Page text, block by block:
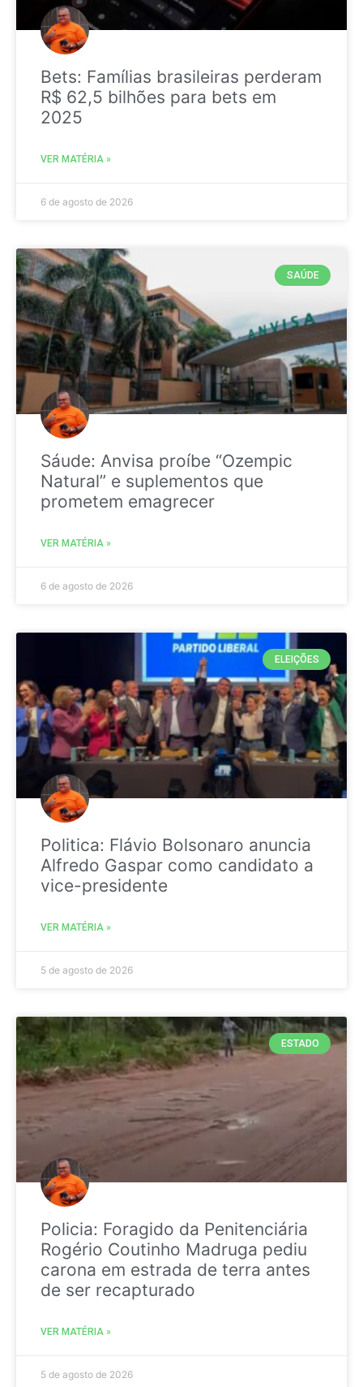
Bets: Famílias brasileiras perderam
R$ 62,5 bilhões para bets em
2025
VER MATÉRIA »
6 de agosto de 2026
SAÚDE
Sáude: Anvisa proíbe “Ozempic
Natural” e suplementos que
prometem emagrecer
VER MATÉRIA »
6 de agosto de 2026
ELEIÇÕES
Politica: Flávio Bolsonaro anuncia
Alfredo Gaspar como candidato a
vice-presidente
VER MATÉRIA »
5 de agosto de 2026
ESTADO
Policia: Foragido da Penitenciária
Rogério Coutinho Madruga pediu
carona em estrada de terra antes
de ser recapturado
VER MATÉRIA »
5 de agosto de 2026